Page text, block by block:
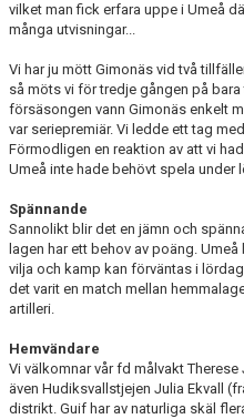
vilket man fick erfara uppe i Umeå
många utvisningar...
Vi har ju mött Gimonäs vid två
så möts vi för tredje gången på
försäsongen vann Gimonäs enkelt
var seriepremiär. Vi ledde ett tag
Förmodligen en reaktion av att vi
Umeå inte hade behövt spela under
Spännande
Sannolikt blir det en jämn och
lagen har ett behov av poäng.
vilja och kamp kan förväntas i
det varit en match mellan
artilleri.
Hemvändare
Vi välkomnar vår fd målvakt
även Hudiksvallstjejen Julia Ekvall
distrikt. Guif har av naturliga skäl